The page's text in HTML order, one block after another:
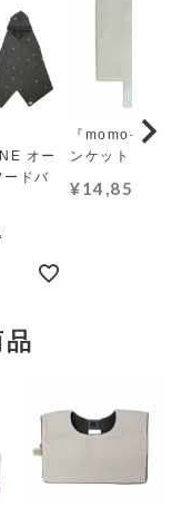
オー
ードバ
『momo-モモ』
ンケット レギュ
¥14,850